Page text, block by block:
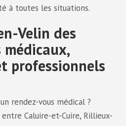
à toutes les situations.
Velin des
professionnels
rendez-vous médical ?
Caluire-et-Cuire, Rillieux-